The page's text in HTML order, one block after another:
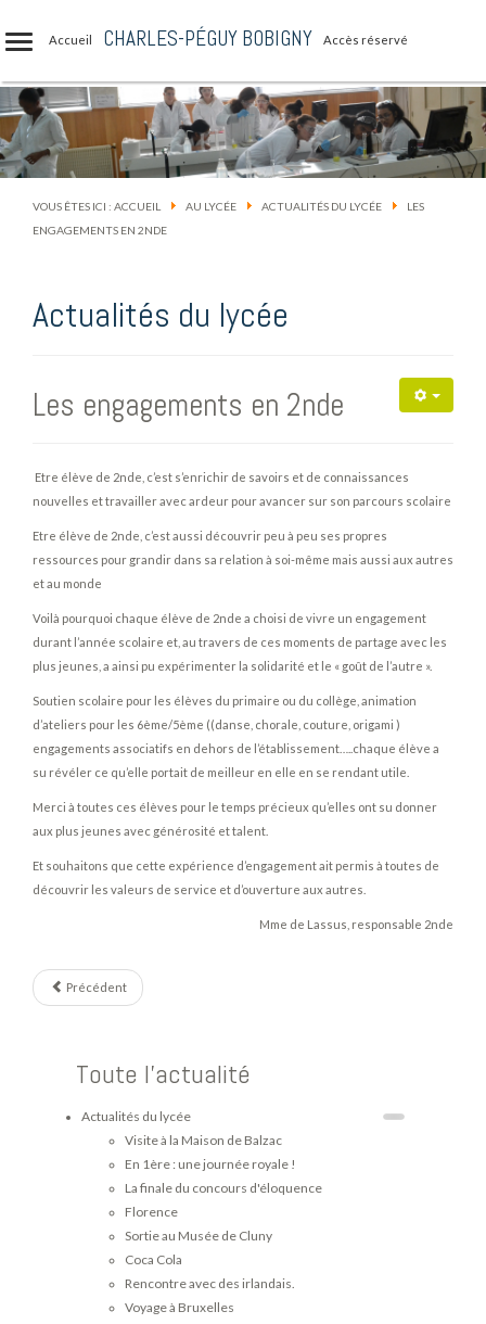
Accueil CHARLES-PÉGUY BOBIGNY Accès réservé
VOUS ÊTES ICI : ACCUEIL AU LYCÉE ACTUALITÉS DU LYCÉE
LES
ENGAGEMENTS EN 2NDE
Actualités du lycée
Les engagements en 2nde
Etre élève de 2nde, c’est s’enrichir de savoirs et de connaissances
nouvelles et travailler avec ardeur pour avancer sur son parcours scolaire
Etre élève de 2nde, c’est aussi découvrir peu à peu ses propres
ressources pour grandir dans sa relation à soi-même mais aussi aux autres
et au monde
Voilà pourquoi chaque élève de 2nde a choisi de vivre un engagement
durant l’année scolaire et, au travers de ces moments de partage avec les
plus jeunes, a ainsi pu expérimenter la solidarité et le « goût de l’autre ».
Soutien scolaire pour les élèves du primaire ou du collège, animation
d’ateliers pour les 6ème/5ème ((danse, chorale, couture, origami )
engagements associatifs en dehors de l’établissement…..chaque élève a
su révéler ce qu’elle portait de meilleur en elle en se rendant utile.
Merci à toutes ces élèves pour le temps précieux qu’elles ont su donner
aux plus jeunes avec générosité et talent.
Et souhaitons que cette expérience d’engagement ait permis à toutes de
découvrir les valeurs de service et d’ouverture aux autres.
Mme de Lassus, responsable 2nde
Précédent
Toute l'actualité
Actualités du lycée
Visite à la Maison de Balzac
En 1ère : une journée royale !
La finale du concours d'éloquence
Florence
Sortie au Musée de Cluny
Coca Cola
Rencontre avec des irlandais.
Voyage à Bruxelles